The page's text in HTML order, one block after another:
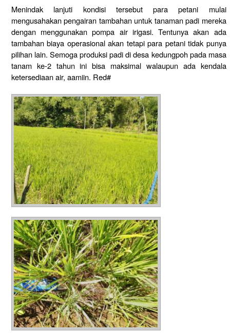
Menindak lanjuti kondisi tersebut para petani mulai
mengusahakan pengairan tambahan untuk tanaman padi mereka
dengan menggunakan pompa air irigasi. Tentunya akan ada
tambahan biaya operasional akan tetapi para petani tidak punya
pilihan lain. Semoga produksi padi di desa kedungpoh pada masa
tanam ke-2 tahun ini bisa maksimal walaupun ada kendala
ketersediaan air, aamiin. Red#